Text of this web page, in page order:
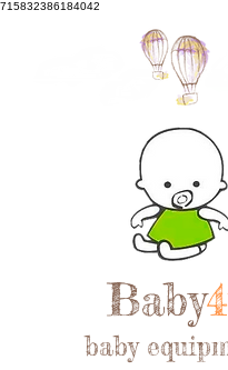
715832386184042
Baby
baby